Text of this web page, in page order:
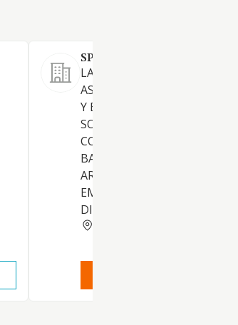
SPIN AI AND CX S.L.
LA PRESTACION DE
ASESORAMIENTO
Y EL DESARROLLO DE
SOLUCIONES
COMUNICACION PARA
BASADAS EN INTELIGENCIA
ARTIFICIAL, DIRIGIDAS A
EMPRESAS CON PRESENCIA
DIGITAL ETC